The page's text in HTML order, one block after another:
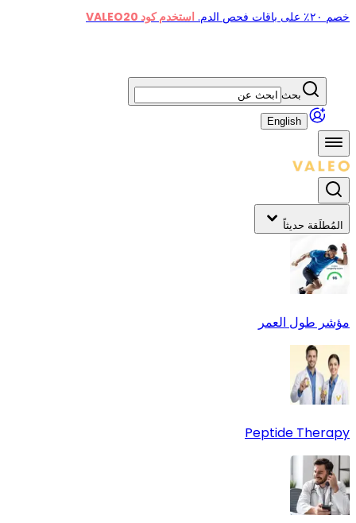
خصم ٢٠٪ على باقات فحص الدم. استخدم كود VALEO20
بحث
English
المُطلَقة حديثاً
مؤشر طول العمر
Peptide Therapy